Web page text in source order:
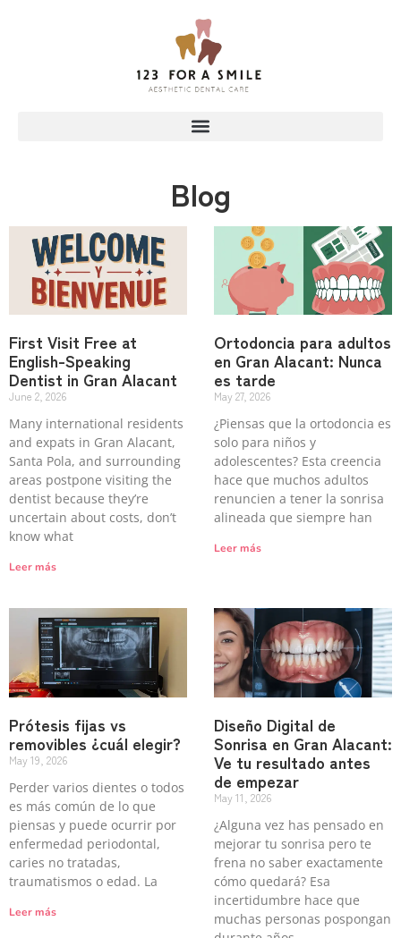
Blog
First Visit Free at
English-Speaking
Dentist in Gran Alacant
June 2, 2026
Many international residents
and expats in Gran Alacant,
Santa Pola, and surrounding
areas postpone visiting the
dentist because they’re
uncertain about costs, don’t
know what
Leer más
Ortodoncia para adultos
en Gran Alacant: Nunca
es tarde
May 27, 2026
¿Piensas que la ortodoncia es
solo para niños y
adolescentes? Esta creencia
hace que muchos adultos
renuncien a tener la sonrisa
alineada que siempre han
Leer más
Prótesis fijas vs
removibles ¿cuál elegir?
May 19, 2026
Perder varios dientes o todos
es más común de lo que
piensas y puede ocurrir por
enfermedad periodontal,
caries no tratadas,
traumatismos o edad. La
Leer más
Diseño Digital de
Sonrisa en Gran Alacant:
Ve tu resultado antes
de empezar
May 11, 2026
¿Alguna vez has pensado en
mejorar tu sonrisa pero te
frena no saber exactamente
cómo quedará? Esa
incertidumbre hace que
muchas personas pospongan